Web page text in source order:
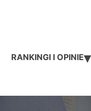
RANKINGI I OPINIE▾